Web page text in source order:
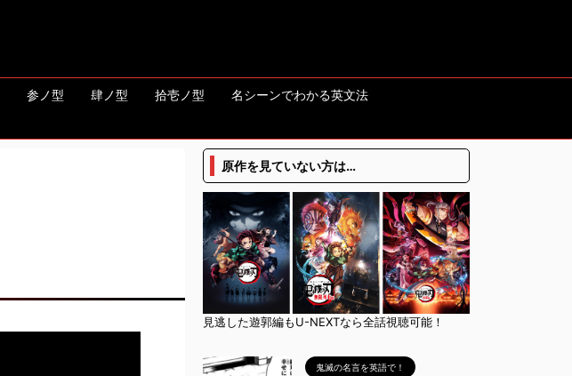
参ノ型 肆ノ型 拾壱ノ型
名シーンでわかる英文法
原作を見ていない方は…
見逃した遊郭編もU-NEXTなら全話視聴可能！
鬼滅の名言を英語で！